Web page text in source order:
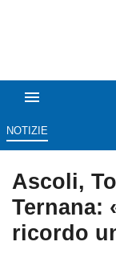
NOTIZIE
Ascoli,
Ternana:
ricordo